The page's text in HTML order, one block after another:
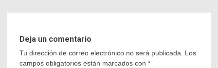
Deja un comentario
Tu dirección de correo electrónico no será publicada.
Los
campos obligatorios están marcados con *